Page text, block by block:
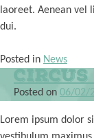
laoreet. Aenean
dui.
Posted in News
Circus
Posted on 06/02/
Lorem ipsum dolor